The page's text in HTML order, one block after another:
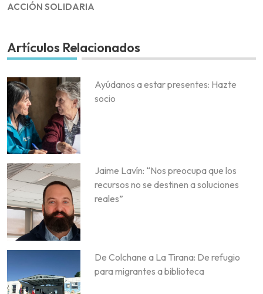
ACCIÓN SOLIDARIA
Artículos Relacionados
Ayúdanos a estar presentes: Hazte
socio
Jaime Lavín: “Nos preocupa que los
recursos no se destinen a soluciones
reales”
De Colchane a La Tirana: De refugio
para migrantes a biblioteca